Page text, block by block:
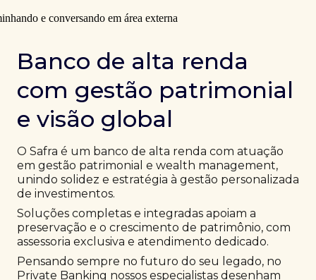
Banco de alta renda
com gestão patrimonial
e visão global
O Safra é um banco de alta renda com atuação
em gestão patrimonial e wealth management,
unindo solidez e estratégia à gestão personalizada
de investimentos.
Soluções completas e integradas apoiam a
preservação e o crescimento de patrimônio, com
assessoria exclusiva e atendimento dedicado.
Pensando sempre no futuro do seu legado, no
Private Banking nossos especialistas desenham